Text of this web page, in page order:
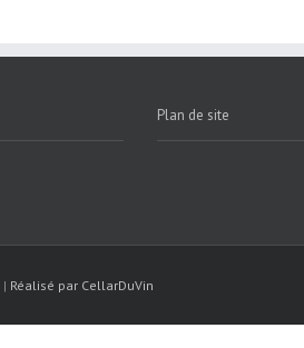
Plan de site
| Réalisé par CellarDuVin